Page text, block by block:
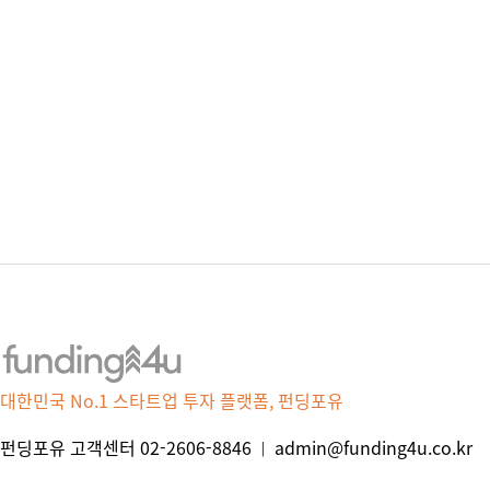
대한민국 No.1 스타트업 투자 플랫폼, 펀딩포유
펀딩포유 고객센터 02-2606-8846 | admin@funding4u.co.kr